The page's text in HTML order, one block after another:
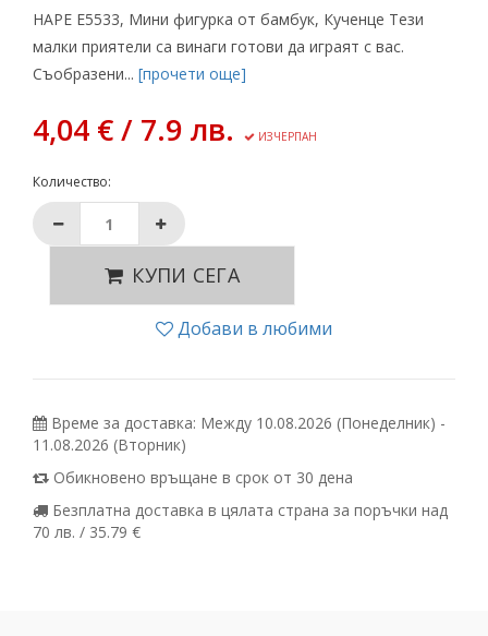
HAPE Е5533, Мини фигурка от бамбук, Кученце Тези
малки приятели са винаги готови да играят с вас.
Съобразени... [прочети още]
4,04 € / 7.9 лв. ИЗЧЕРПАН
Количество:
КУПИ СЕГА
Добави в любими
Време за доставка: Между 10.08.2026 (Понеделник) -
11.08.2026 (Вторник)
Обикновено връщане в срок от 30 дена
Безплатна доставка в цялата страна за поръчки над
70 лв. / 35.79 €